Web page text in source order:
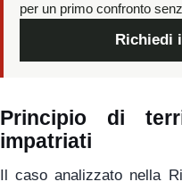
per un primo confronto
Richiedi
Principio di
impatriati
Il caso analizzato nella